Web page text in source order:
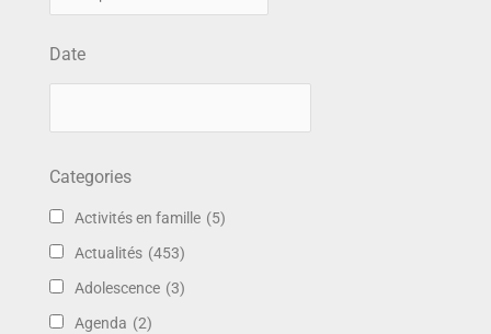
Date
Categories
Activités en famille (5)
Actualités (453)
Adolescence (3)
Agenda (2)